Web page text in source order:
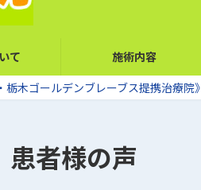
て 施術内容
栃木ゴールデンブレーブス提携治療院》
患者様の声